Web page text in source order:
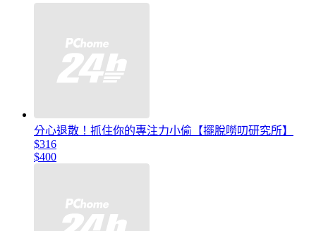
分心退散！抓住你的專注力小偷【擺脫嘮叨研究所】
$316
$400